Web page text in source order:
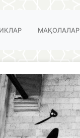
МАҚОЛАЛАР